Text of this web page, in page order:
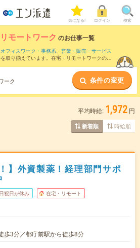
気になる! ログイン 検索
モートワーク のお仕事一覧
オフィスワーク・事務系、 営業・販売・サービス
取り揃えています。在宅・リモートワークの条
ーク 条件の変更
平均時給: 1,972 円
新着順 時給順
】外資製薬！経理部門サポ
祝日が休み 在宅・リモート
歩3分／都庁前駅から徒歩8分